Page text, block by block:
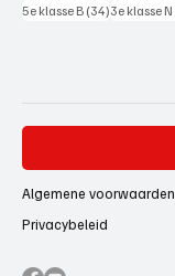
5e klasse B (34)34 posts
3e klasse N
Algemene voorwaarden
Privacybeleid